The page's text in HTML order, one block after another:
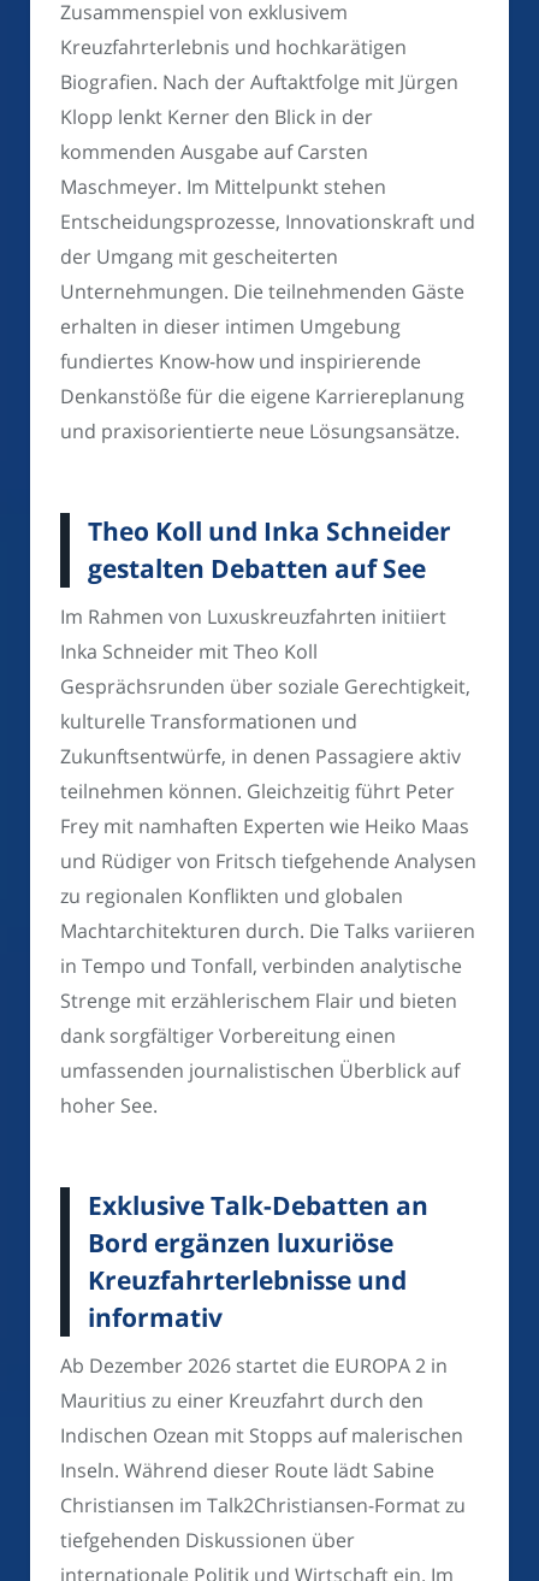
Zusammenspiel von exklusivem
Kreuzfahrterlebnis und hochkarätigen
Biografien. Nach der Auftaktfolge mit Jürgen
Klopp lenkt Kerner den Blick in der
kommenden Ausgabe auf Carsten
Maschmeyer. Im Mittelpunkt stehen
Entscheidungsprozesse, Innovationskraft und
der Umgang mit gescheiterten
Unternehmungen. Die teilnehmenden Gäste
erhalten in dieser intimen Umgebung
fundiertes Know-how und inspirierende
Denkanstöße für die eigene Karriereplanung
und praxisorientierte neue Lösungsansätze.
Theo Koll und Inka Schneider
gestalten Debatten auf See
Im Rahmen von Luxuskreuzfahrten initiiert
Inka Schneider mit Theo Koll
Gesprächsrunden über soziale Gerechtigkeit,
kulturelle Transformationen und
Zukunftsentwürfe, in denen Passagiere aktiv
teilnehmen können. Gleichzeitig führt Peter
Frey mit namhaften Experten wie Heiko Maas
und Rüdiger von Fritsch tiefgehende Analysen
zu regionalen Konflikten und globalen
Machtarchitekturen durch. Die Talks variieren
in Tempo und Tonfall, verbinden analytische
Strenge mit erzählerischem Flair und bieten
dank sorgfältiger Vorbereitung einen
umfassenden journalistischen Überblick auf
hoher See.
Exklusive Talk-Debatten an
Bord ergänzen luxuriöse
Kreuzfahrterlebnisse und
informativ
Ab Dezember 2026 startet die EUROPA 2 in
Mauritius zu einer Kreuzfahrt durch den
Indischen Ozean mit Stopps auf malerischen
Inseln. Während dieser Route lädt Sabine
Christiansen im Talk2Christiansen-Format zu
tiefgehenden Diskussionen über
internationale Politik und Wirtschaft ein. Im